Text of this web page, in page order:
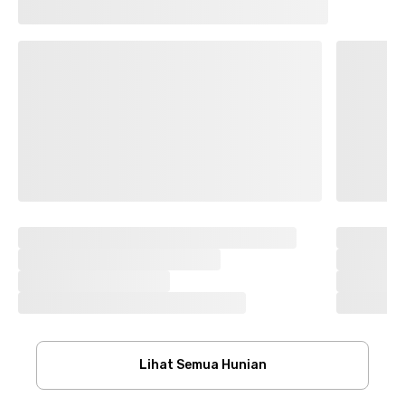
Lihat Semua Hunian